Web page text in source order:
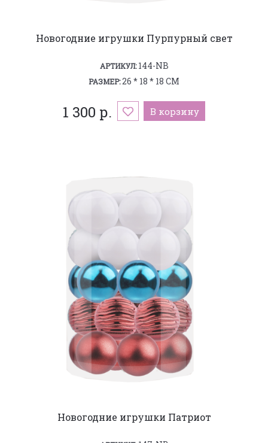
Новогодние игрушки Пурпурный свет
АРТИКУЛ:144-NB
РАЗМЕР:26 * 18 * 18 СМ
1 300 р. В корзину
Новогодние игрушки Патриот